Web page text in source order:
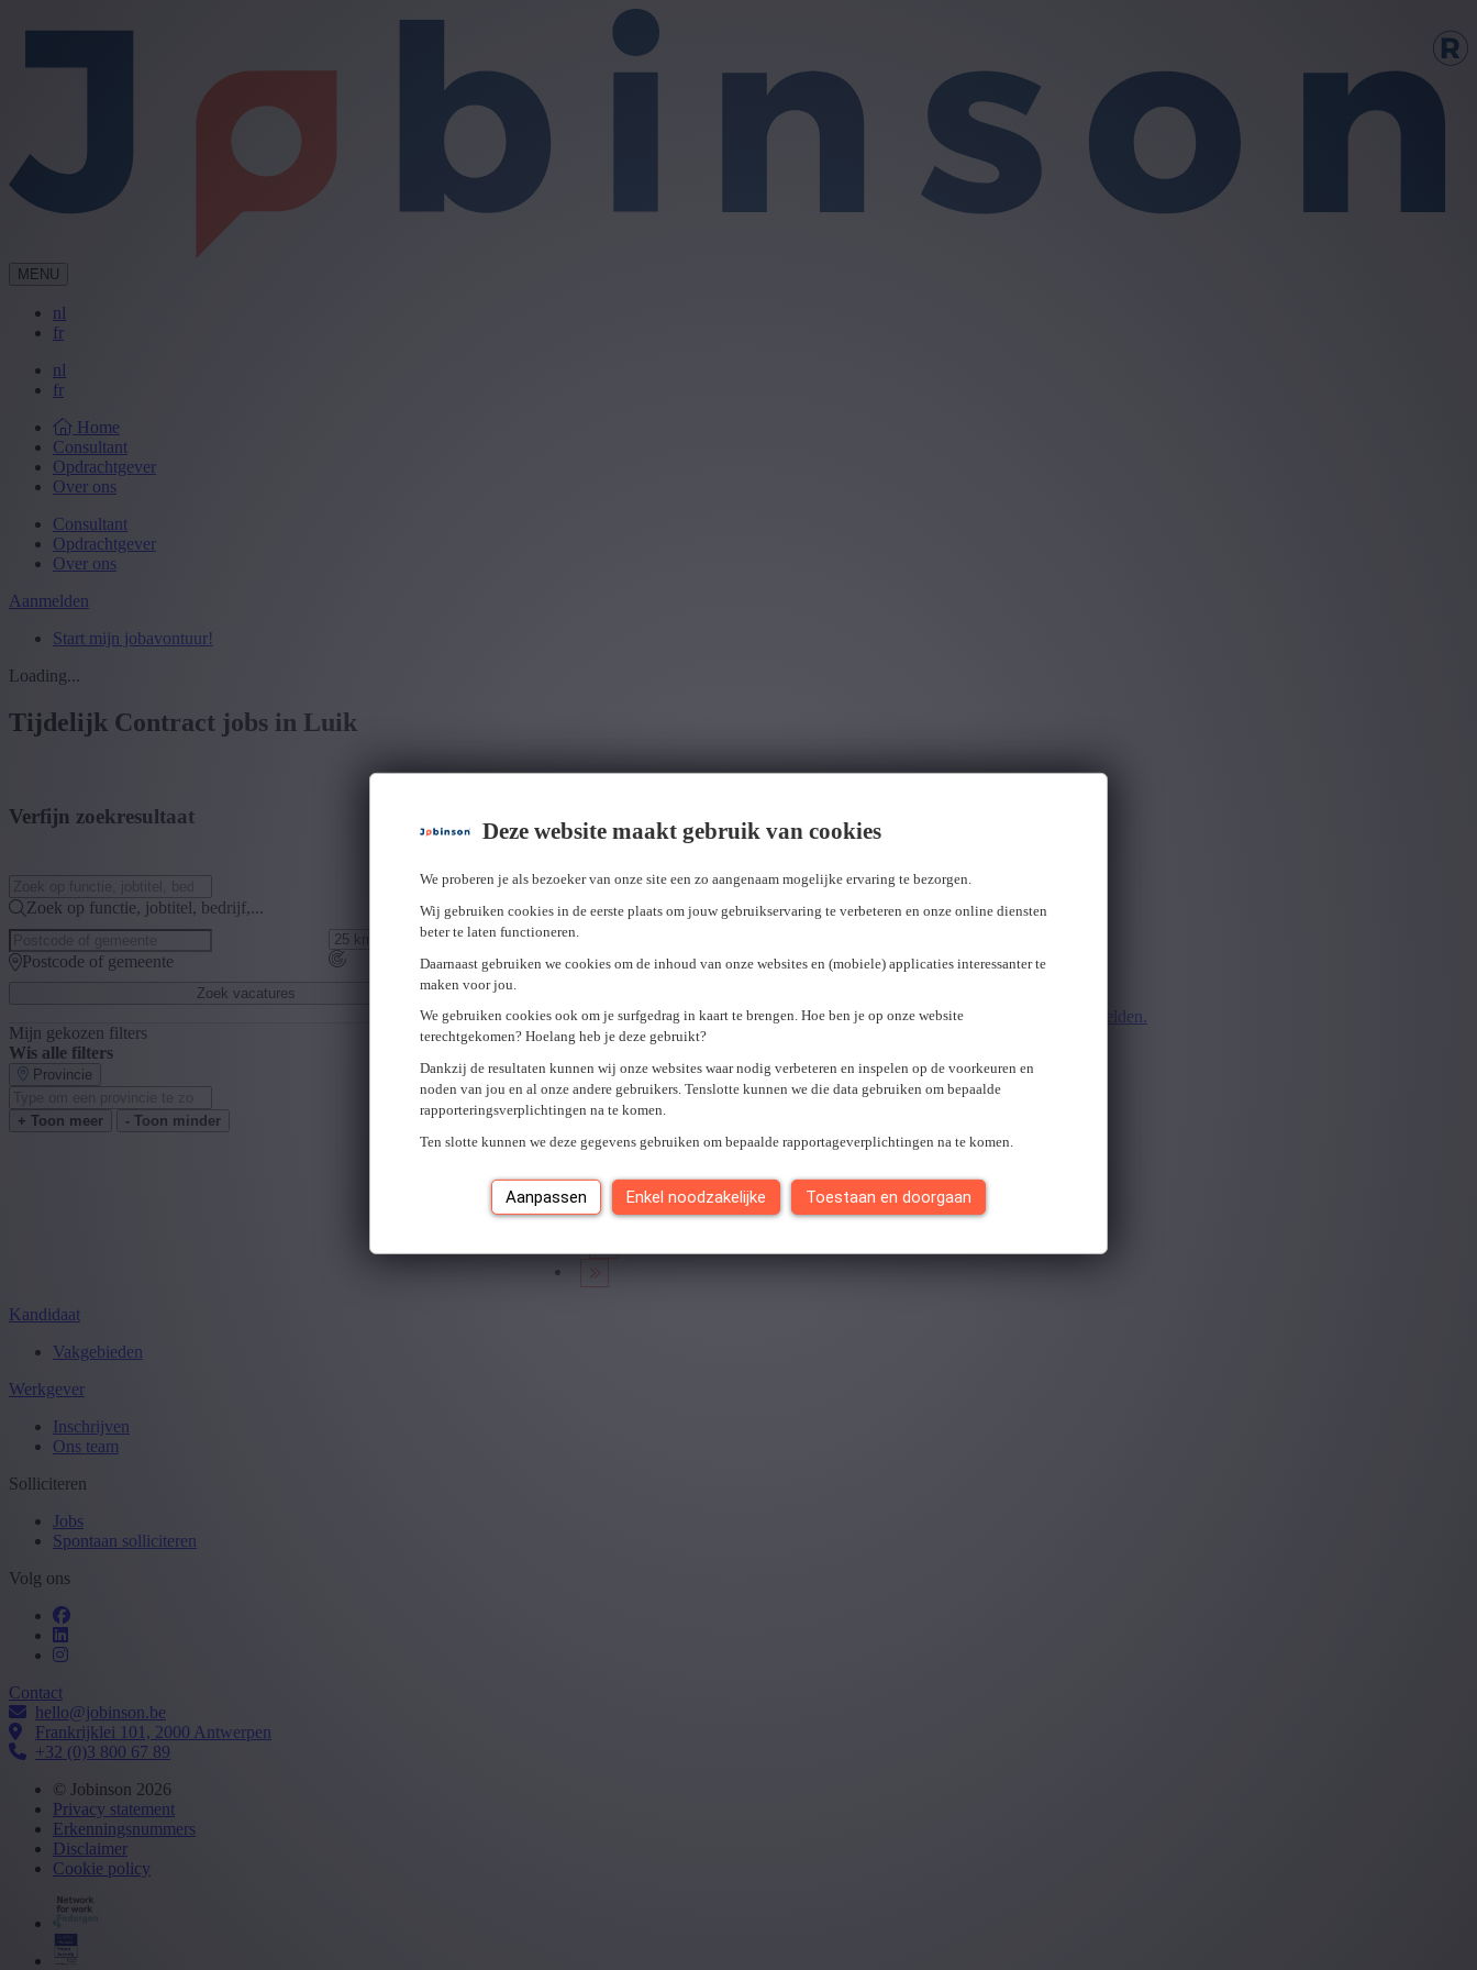
Deze website maakt gebruik van cookies
We proberen je als bezoeker van onze site een zo aangenaam mogelijke ervaring te bezorgen.
Wij gebruiken cookies in de eerste plaats om jouw gebruikservaring te verbeteren en onze online diensten
beter te laten functioneren.
Daarnaast gebruiken we cookies om de inhoud van onze websites en (mobiele) applicaties interessanter te
maken voor jou.
We gebruiken cookies ook om je surfgedrag in kaart te brengen. Hoe ben je op onze website
terechtgekomen? Hoelang heb je deze gebruikt?
Dankzij de resultaten kunnen wij onze websites waar nodig verbeteren en inspelen op de voorkeuren en
noden van jou en al onze andere gebruikers. Tenslotte kunnen we die data gebruiken om bepaalde
rapporteringsverplichtingen na te komen.
Ten slotte kunnen we deze gegevens gebruiken om bepaalde rapportageverplichtingen na te komen.
Aanpassen Enkel noodzakelijke Toestaan en doorgaan
MENU
nl
fr
nl
fr
Home
Consultant
Opdrachtgever
Over ons
Consultant
Opdrachtgever
Over ons
Aanmelden
Start mijn jobavontuur!
Loading...
Tijdelijk Contract jobs in Luik
Verfijn zoekresultaat
Zoek op functie, jobtitel, bedrijf,...
Postcode of gemeente
Zoek vacatures
Mijn gekozen filters
Wis alle filters
Provincie
+ Toon meer - Toon minder
Wij hebben jobs voor jou gevonden.
U hebt geen toegang tot deze pagina of bent niet langer aangemeld.
Opnieuw aanmelden.
Er is een fout opgetreden. Gelieve later opnieuw te proberen.
Je hebt van0 jobs gezien.
Kandidaat
Vakgebieden
Werkgever
Inschrijven
Ons team
Solliciteren
Jobs
Spontaan solliciteren
Volg ons
Contact
hello@jobinson.be
Frankrijklei 101, 2000 Antwerpen
+32 (0)3 800 67 89
© Jobinson 2026
Privacy statement
Erkenningsnummers
Disclaimer
Cookie policy